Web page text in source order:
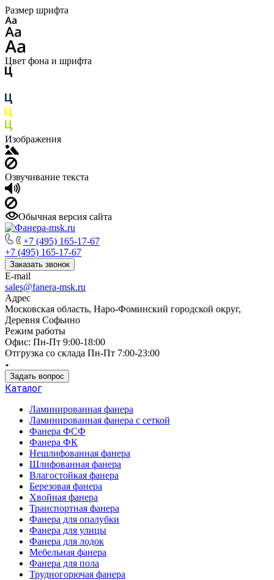
Размер шрифта
Цвет фона и шрифта
Изображения
Озвучивание текста
Обычная версия сайта
+7 (495) 165-17-67
+7 (495) 165-17-67
Заказать звонок
E-mail
sales@fanera-msk.ru
Адрес
Московская область, Наро-Фоминский городской округ,
Деревня Софьино
Режим работы
Офис: Пн-Пт 9:00-18:00
Отгрузка со склада Пн-Пт 7:00-23:00
Задать вопрос
Каталог
Ламинированная фанера
Ламинированная фанера с сеткой
Фанера ФСФ
Фанера ФК
Нешлифованная фанера
Шлифованная фанера
Влагостойкая фанера
Березовая фанера
Хвойная фанера
Транспортная фанера
Фанера для опалубки
Фанера для улицы
Фанера для лодок
Мебельная фанера
Фанера для пола
Трудногорючая фанера